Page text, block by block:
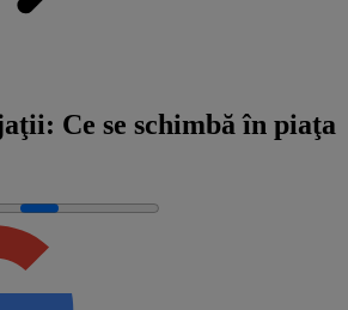
Ce se schimbă în piaţa